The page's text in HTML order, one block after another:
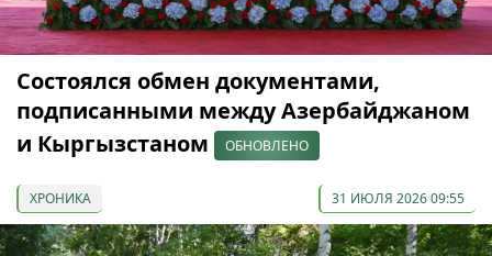
Состоялся обмен документами,
подписанными между Азербайджаном
и Кыргызстаном
ОБНОВЛЕНО
ХРОНИКА 31 ИЮЛЯ 2026 09:55